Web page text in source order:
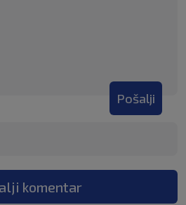
Pošalji
komentar